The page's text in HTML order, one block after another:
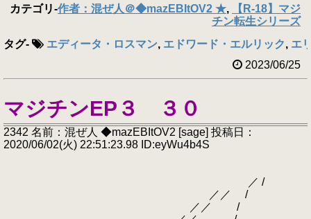
カテゴリ-作者：混ぜ人＠◆mazEBItOV2 ★,
【R-18】マジ
チン転生シリーズ
タグ- エディータ・ロスマン, エドワード・エルリック, エ
2023/06/25
マジチンEP３ ３０
2342 名前：混ぜ人 ◆mazEBItOV2 [sage] 投稿日：
2020/06/02(火) 22:51:23.98 ID:eyWu4b4S
／ /
／／ /
／／ /